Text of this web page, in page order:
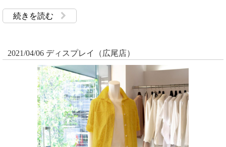
続きを読む
2021/04/06 ディスプレイ（広尾店）